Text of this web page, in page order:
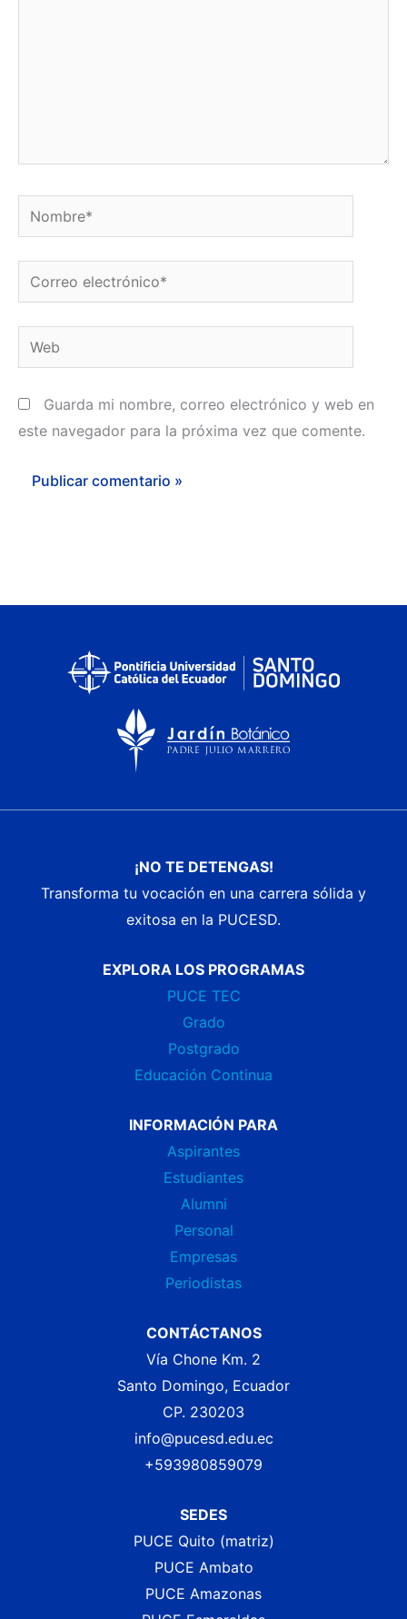
Nombre*
Correo
electrónico*
Web
Guarda mi nombre, correo electrónico y web en
este navegador para la próxima vez que comente.
¡NO TE DETENGAS!
Transforma tu vocación en una carrera sólida y
exitosa en la PUCESD.
EXPLORA LOS PROGRAMAS
PUCE TEC
Grado
Postgrado
Educación Continua
INFORMACIÓN PARA
Aspirantes
Estudiantes
Alumni
Personal
Empresas
Periodistas
CONTÁCTANOS
Vía Chone Km. 2
Santo Domingo, Ecuador
CP. 230203
info@pucesd.edu.ec
+593980859079
SEDES
PUCE Quito (matriz)
PUCE Ambato
PUCE Amazonas